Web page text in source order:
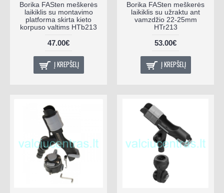
Borika FASten meškerės
laikiklis su montavimo
platforma skirta kieto
korpuso valtims HTb213
47.00€
Į KREPŠELĮ
Borika FASten meškerės
laikiklis su užraktu ant
vamzdžio 22-25mm
HTr213
53.00€
Į KREPŠELĮ